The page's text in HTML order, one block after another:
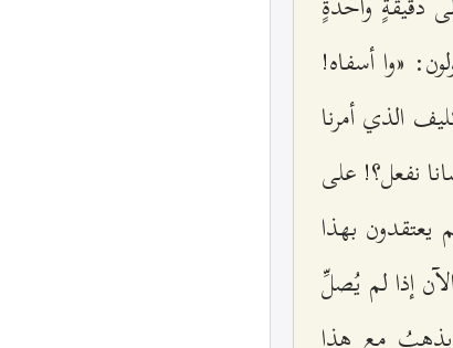
«وا أسفاه!
الذي أمرنا
نفعل؟! على
بهذا
إذا لم يُصلِّ
مع هذا